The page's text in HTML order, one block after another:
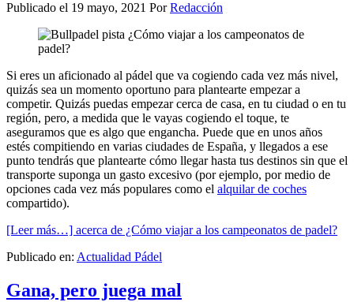
Publicado el 19 mayo, 2021 PorRedacción
Si eres un aficionado al pádel que va cogiendo cada vez más nivel,
quizás sea un momento oportuno para plantearte empezar a
competir. Quizás puedas empezar cerca de casa, en tu ciudad o en tu
región, pero, a medida que le vayas cogiendo el toque, te
aseguramos que es algo que engancha. Puede que en unos años
estés compitiendo en varias ciudades de España, y llegados a ese
punto tendrás que plantearte cómo llegar hasta tus destinos sin que el
transporte suponga un gasto excesivo (por ejemplo, por medio de
opciones cada vez más populares como el alquilar de coches
compartido).
[Leer más…] acerca de ¿Cómo viajar a los campeonatos de padel?
Publicado en: Actualidad Pádel
Gana, pero juega mal